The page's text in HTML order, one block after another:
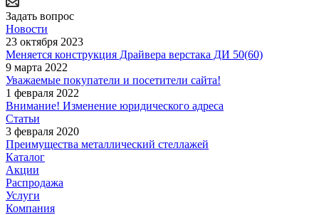
Задать вопрос
Новости
23 октября 2023
Меняется конструкция Драйвера верстака ДИ 50(60)
9 марта 2022
Уважаемые покупатели и посетители сайта!
1 февраля 2022
Внимание! Изменение юридического адреса
Статьи
3 февраля 2020
Преимущества металлический стеллажей
Каталог
Акции
Распродажа
Услуги
Компания